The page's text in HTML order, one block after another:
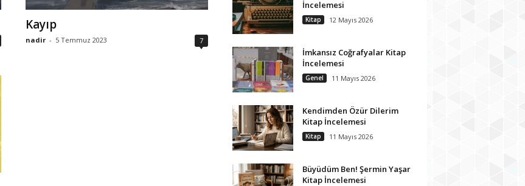
Kayıp
nadir - 5 Temmuz 2023 7
İncelemesi
Kitap 12 Mayıs 2026
İmkansız Coğrafyalar Kitap
İncelemesi
Genel 11 Mayıs 2026
Kendimden Özür Dilerim
Kitap İncelemesi
Kitap 11 Mayıs 2026
Büyüdüm Ben! Şermin Yaşar
Kitap İncelemesi